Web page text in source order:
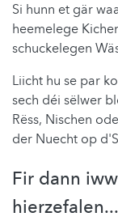
Si hunn et gär
heemelege
schuckelegen
Liicht hu se par
sech déi sëlwer
Rëss, Nischen
der Nuecht op
Fir dann
hierzefalen...